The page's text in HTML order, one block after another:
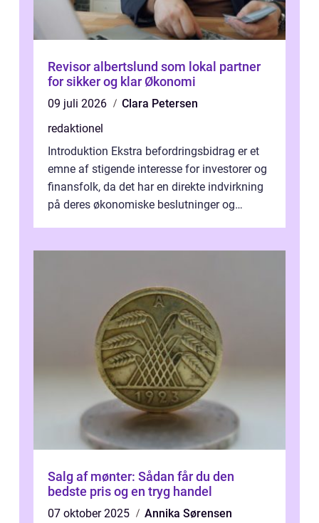
Revisor albertslund som lokal partner
for sikker og klar Økonomi
09 juli 2026
Clara Petersen
redaktionel
Introduktion Ekstra befordringsbidrag er et
emne af stigende interesse for investorer og
finansfolk, da det har en direkte indvirkning
på deres økonomiske beslutninger og
Salg af mønter: Sådan får du den
bedste pris og en tryg handel
07 oktober 2025
Annika Sørensen